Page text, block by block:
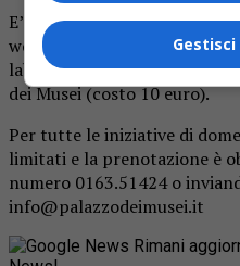
E’ inoltre possibile accedere
workshop più demolizione,
laboratorio, la demolizione e
dei Musei (costo 10 euro).
Per tutte le iniziative di
limitati e la prenotazione è
numero 0163.51424 o
info@palazzodeimusei.it
Rimani